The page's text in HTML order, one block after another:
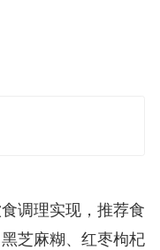
调理实现，推荐食
芝麻糊、红枣枸杞